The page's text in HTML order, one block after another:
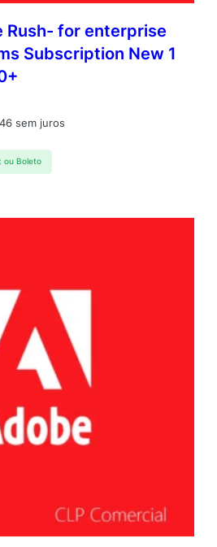
Rush- for enterprise
Subscription New 1
sem juros
ou Boleto